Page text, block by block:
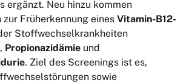
ergänzt. Neu hinzu kommen
zur Früherkennung eines Vitamin-B12-
Stoffwechselkrankheiten
, Propionazidämie und
. Ziel des Screenings ist es,
sowie